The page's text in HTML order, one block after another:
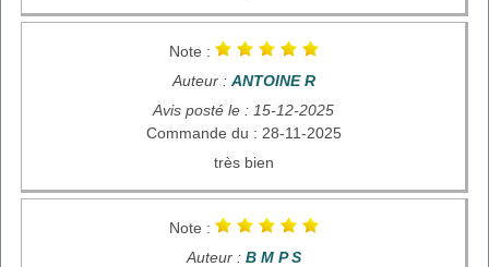
Note :
Auteur : ANTOINE R
Avis posté le : 15-12-2025
Commande du : 28-11-2025
très bien
Note :
Auteur : B M P S